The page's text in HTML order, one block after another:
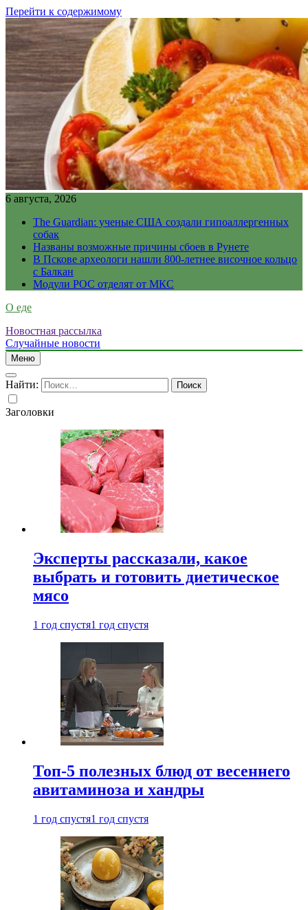
Перейти к содержимому
6 августа, 2026
The Guardian: ученые США создали гипоаллергенных
собак
Названы возможные причины сбоев в Рунете
В Пскове археологи нашли 800-летнее височное кольцо
с Балкан
Модули РОС отделят от МКС
О еде
Новостная рассылка
Случайные новости
Меню
Найти:
Заголовки
Эксперты рассказали, какое
выбрать и готовить диетическое
мясо
1 год спустя1 год спустя
Топ-5 полезных блюд от весеннего
авитаминоза и хандры
1 год спустя1 год спустя